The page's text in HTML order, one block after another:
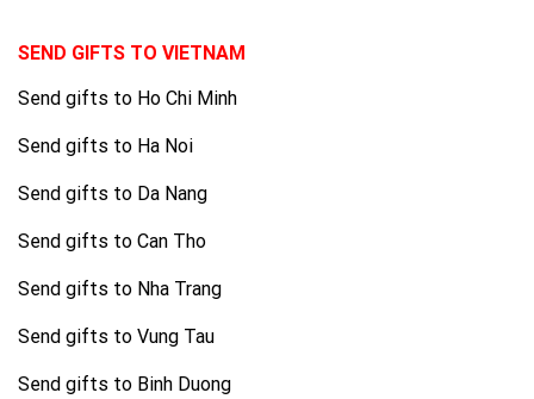
SEND GIFTS TO VIETNAM
Send gifts to Ho Chi Minh
Send gifts to Ha Noi
Send gifts to Da Nang
Send gifts to Can Tho
Send gifts to Nha Trang
Send gifts to Vung Tau
Send gifts to Binh Duong